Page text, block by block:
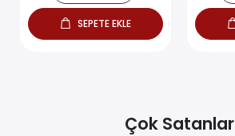
SEPETE EKLE
Çok Satanlar